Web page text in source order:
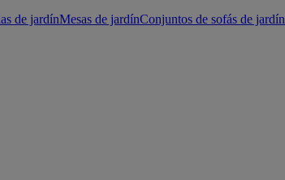
de jardínMesas de jardínConjuntos de sofás de jardín